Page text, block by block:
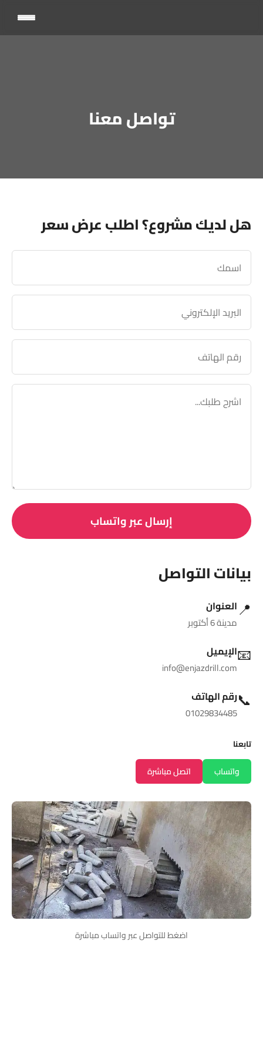
تواصل معنا
هل لديك مشروع؟ اطلب عرض سعر
إرسال عبر واتساب
بيانات التواصل
📍العنوان
مدينة 6 أكتوبر
📧الإيميل
info@enjazdrill.com
📞رقم الهاتف
01029834485
تابعنا
واتساب اتصل مباشرة
اضغط للتواصل عبر واتساب مباشرة